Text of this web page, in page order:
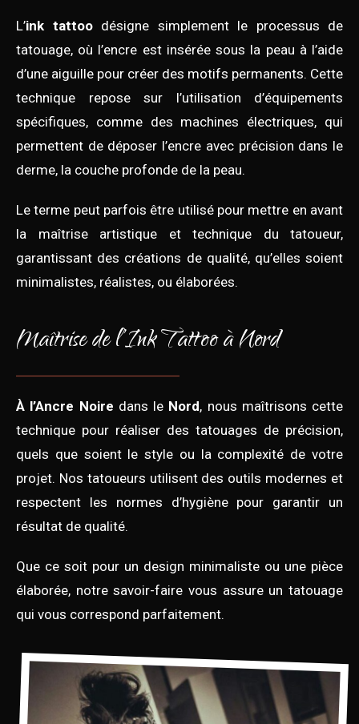
L’ink tattoodésigne simplement le processus de
tatouage, où l’encre est insérée sous la peau à l’aide
d’une aiguille pour créer des motifs permanents. Cette
technique repose sur l’utilisation d’équipements
spécifiques, comme des machines électriques, qui
permettent de déposer l’encre avec précision dans le
derme, la couche profonde de la peau.
Le terme peut parfois être utilisé pour mettre en avant
la maîtrise artistique et technique du tatoueur,
garantissant des créations de qualité, qu’elles soient
minimalistes, réalistes, ou élaborées.
Maîtrise de l’Ink Tattoo à Nord
À l’Ancre Noire dans le Nord, nous maîtrisons cette
technique pour réaliser des tatouages de précision,
quels que soient le style ou la complexité de votre
projet. Nos tatoueurs utilisent des outils modernes et
respectent les normes d’hygiène pour garantir un
résultat de qualité.
Que ce soit pour un design minimaliste ou une pièce
élaborée, notre savoir-faire vous assure un tatouage
qui vous correspond parfaitement.